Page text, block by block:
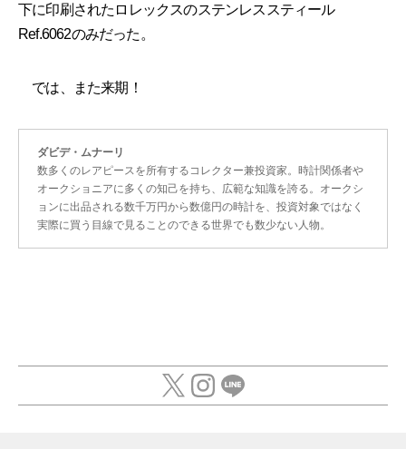
下に印刷されたロレックスのステンレススティール
Ref.6062のみだった。
では、また来期！
ダビデ・ムナーリ
数多くのレアピースを所有するコレクター兼投資家。時計関係者や
オークショニアに多くの知己を持ち、広範な知識を誇る。オークシ
ョンに出品される数千万円から数億円の時計を、投資対象ではなく
実際に買う目線で見ることのできる世界でも数少ない人物。